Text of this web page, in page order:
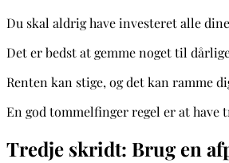
Du skal aldrig have investeret alle
Det er bedst at gemme noget til
Renten kan stige, og det kan ramme
En god tommelfinger regel er at have
Tredje skridt: Brug en